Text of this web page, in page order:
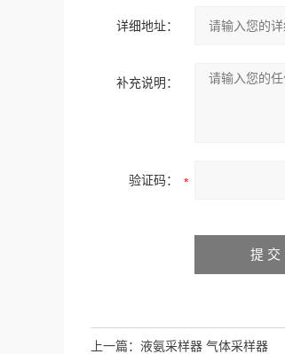
详细地址：
补充说明：
验证码：
上一篇： 液氨采样器 气体采样器